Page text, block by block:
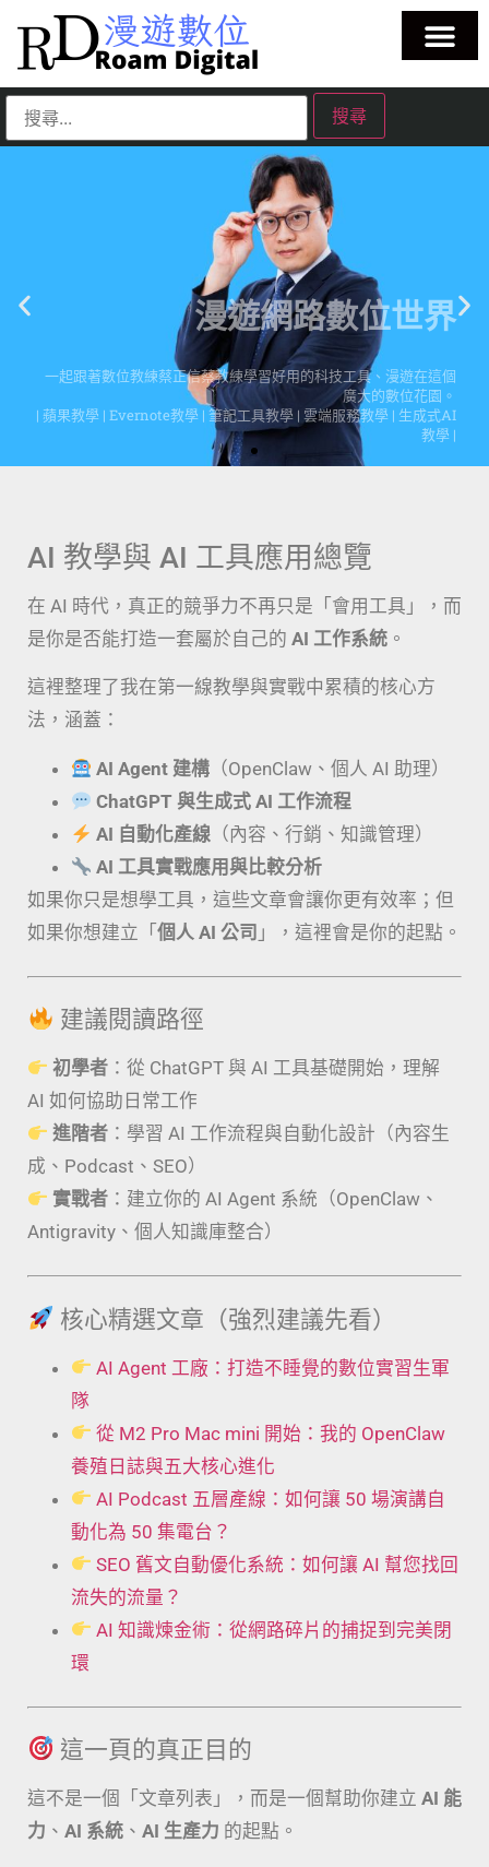
漫遊網路數位世界
一起跟著數位教練蔡正信蔡教練學習好用的科技工具、漫遊在這個
廣大的數位花園。
| 蘋果教學 | Evernote教學 | 筆記工具教學 | 雲端服務教學 | 生成式AI
教學 |
點擊這裡
AI 教學與 AI 工具應用總覽
在 AI 時代，真正的競爭力不再只是「會用工具」，而
是你是否能打造一套屬於自己的 AI 工作系統 。
這裡整理了我在第一線教學與實戰中累積的核心方
法，涵蓋：
AI Agent 建構 （OpenClaw、個人 AI 助理）
ChatGPT 與生成式 AI 工作流程
AI 自動化產線 （內容、行銷、知識管理）
AI 工具實戰應用與比較分析
如果你只是想學工具，這些文章會讓你更有效率；但
如果你想建立「 個人 AI 公司 」，這裡會是你的起點。
建議閱讀路徑
初學者 ：從 ChatGPT 與 AI 工具基礎開始，理解
AI 如何協助日常工作
進階者 ：學習 AI 工作流程與自動化設計（內容生
成、Podcast、SEO）
實戰者 ：建立你的 AI Agent 系統（OpenClaw、
Antigravity、個人知識庫整合）
核心精選文章（強烈建議先看）
AI Agent 工廠：打造不睡覺的數位實習生軍
隊
從 M2 Pro Mac mini 開始：我的 OpenClaw
養殖日誌與五大核心進化
AI Podcast 五層產線：如何讓 50 場演講自
動化為 50 集電台？
SEO 舊文自動優化系統：如何讓 AI 幫您找回
流失的流量？
AI 知識煉金術：從網路碎片的捕捉到完美閉
環
這一頁的真正目的
這不是一個「文章列表」，而是一個幫助你建立 AI 能
力 、 AI 系統 、 AI 生產力 的起點。